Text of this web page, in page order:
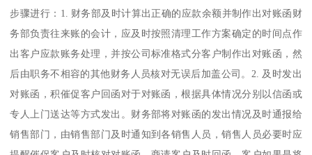
步骤进行：1. 财务部及时计算出正确的应款余额并制作出对账函财
务部负责往来账的会计，应及时按照清理工作方案确定的时间点作
出客户应款账务处理，并按公司标准格式分客户制作出对账函，然
后由职务不相容的其他财务人员核对无误后加盖公司。2. 及时发出
对账函，积催促客户回函对于对账函，根据具体情况分别以信函或
专人上门送达等方式发出。财务部将对账函的发出情况及时通报给
销售部门，由销售部门及时通知到各销售人员，销售人员必要时应